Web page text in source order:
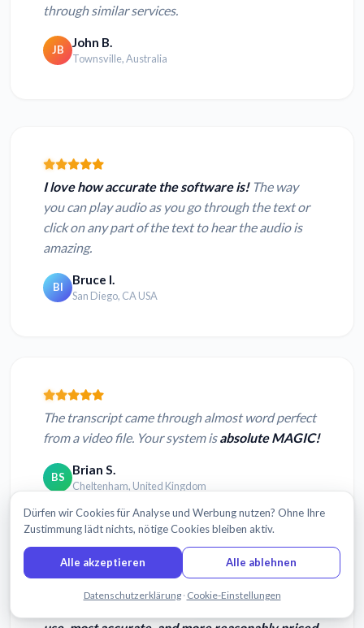
through similar services.
JB John B.
Townsville, Australia
I love how accurate the software is!The way
you can play audio as you go through the text or
click on any part of the text to hear the audio is
amazing.
BI Bruce I.
San Diego, CA USA
The transcript came through almost word perfect
from a video file. Your system isabsolute MAGIC!
BS Brian S.
Cheltenham, United Kingdom
Chatten Sie mit uns
Dürfen wir Cookies für Analyse und Werbung nutzen? Ohne Ihre
Zustimmung lädt nichts, nötige Cookies bleiben aktiv.
Alle akzeptieren Alle ablehnen
Datenschutzerklärung · Cookie-Einstellungen